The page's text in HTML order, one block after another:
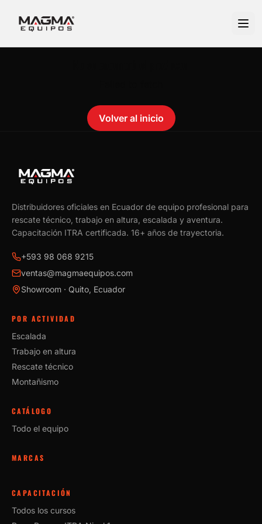
Volver al inicio
Distribuidores oficiales en Ecuador de equipo profesional para
rescate técnico, trabajo en altura, escalada y aventura.
Capacitación ITRA certificada. 16+ años de trayectoria.
+593 98 068 9215
ventas@magmaequipos.com
Showroom · Quito, Ecuador
POR ACTIVIDAD
Escalada
Trabajo en altura
Rescate técnico
Montañismo
CATÁLOGO
Todo el equipo
MARCAS
CAPACITACIÓN
Todos los cursos